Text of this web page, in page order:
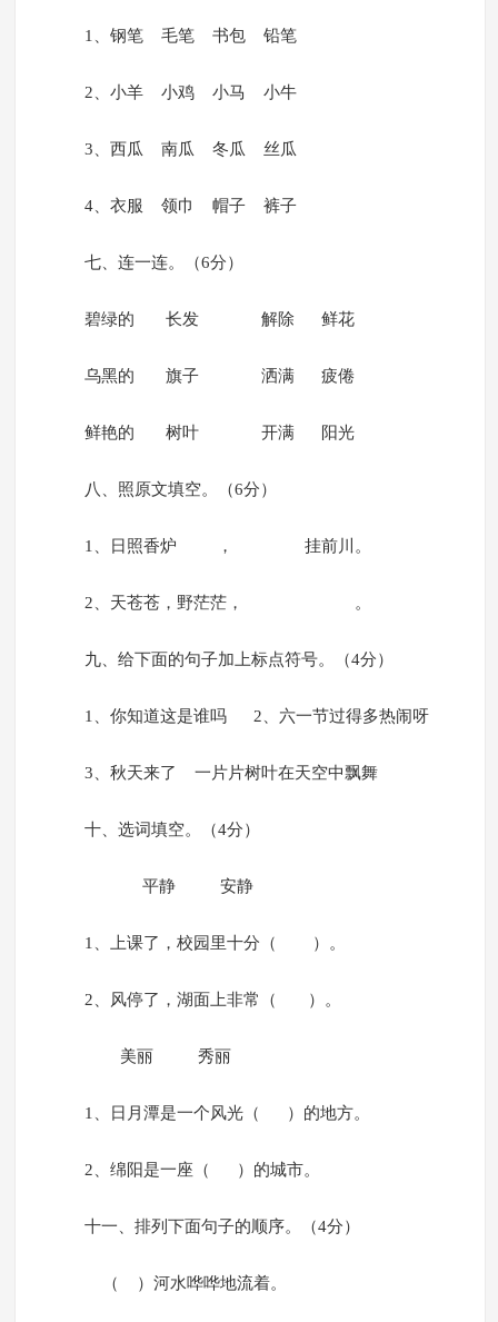
1、钢笔 毛笔 书包 铅笔
2、小羊 小鸡 小马 小牛
3、西瓜 南瓜 冬瓜 丝瓜
4、衣服 领巾 帽子 裤子
七、连一连。（6分）
碧绿的 长发 解除 鲜花
乌黑的 旗子 洒满 疲倦
鲜艳的 树叶 开满 阳光
八、照原文填空。（6分）
1、日照香炉 ， 挂前川。
2、天苍苍，野茫茫， 。
九、给下面的句子加上标点符号。（4分）
1、你知道这是谁吗 2、六一节过得多热闹呀
3、秋天来了 一片片树叶在天空中飘舞
十、选词填空。（4分）
平静 安静
1、上课了，校园里十分（ ）。
2、风停了，湖面上非常（ ）。
美丽 秀丽
1、日月潭是一个风光（ ）的地方。
2、绵阳是一座（ ）的城市。
十一、排列下面句子的顺序。（4分）
（ ）河水哗哗地流着。